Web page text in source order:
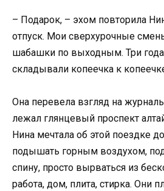
– Подарок, – эхом повторила
отпуск. Мои сверхурочные
шабашки по выходным. Три
складывали копеечка к
Она перевела взгляд на
лежал глянцевый проспект
Нина мечтала об этой поездке
подышать горным воздухом,
спину, просто вырваться из
работа, дом, плита, стирка. Они